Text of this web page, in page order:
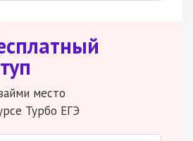
место
Турбо ЕГЭ